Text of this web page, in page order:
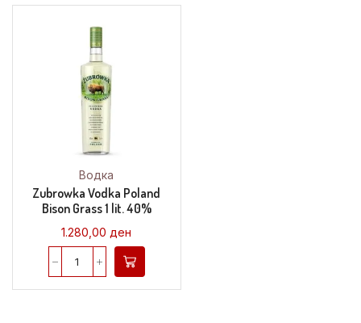
Водка
Zubrowka Vodka Poland
Bison Grass 1 lit. 40%
1.280,00 ден